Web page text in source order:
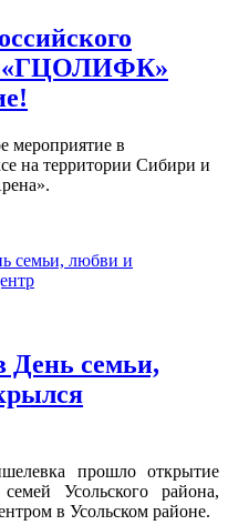
«ГЦОЛИФК»
мероприятие в
на территории Сибири и
День семьи,
прошло открытие
Усольского района,
в Усольском районе.